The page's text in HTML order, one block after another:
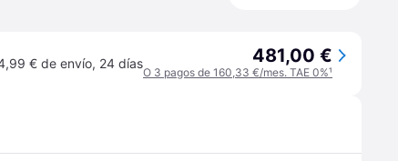
€ de envío, 24 días 481,00 €
O 3 pagos de 160,33 €/mes. TAE 0%¹